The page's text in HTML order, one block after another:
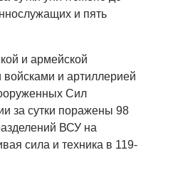
и пять
и армейской
и артиллерией
Сил
за сутки поражены 98
ВСУ на
сила и техника в 119-